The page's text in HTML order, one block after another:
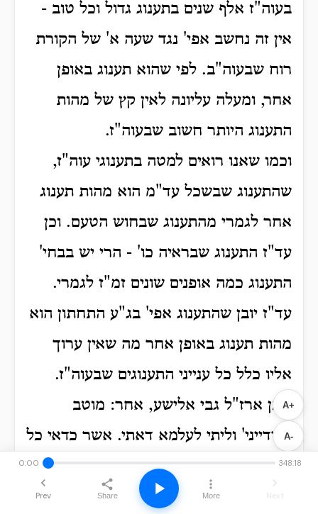
בעוה"ז אלף שנים בתענוג גדול וכל טוב -
אין זה נחשב אפי' נגד שעה א' של הקורת
רוח שבעוה"ב. לפי שהוא תענוג באופן
אחר, ומעלה עליונה לאין קץ של מהות
התענוג היותר חשוב שבעוה"ז.
וכמו שאנו רואים למטה בתענוגי עוה"ז,
שהתענוג שבשכל עד"מ הוא מהות תענוג
אחר לגמרי מהתענוג שבחוש הטעם. וכן
עד"ז התענוג שבראיה כו' - הרי יש בבחי'
התענוג כמה אופנים שונים זמ"ז לגמרי.
עד"ז יובן שהתענוג אפי' בג"ע התחתון הוא
מהות תענוג באופן אחר מה שאין ערוך
אליו כלל כל ענייני התענוגים שבעוה"ז.
ולכן ארז"ל גבי אלישע, אחר: מוטב
דלידייני' וליתי לעלמא דאתי. אשר כדאי כל
יסורי גיהנם י"ב חדש, מה שאש שלנו אחד
מששים באש של גיהנם, בשביל שיקבל
A+
A-
0:00 348:18
Prev Share More